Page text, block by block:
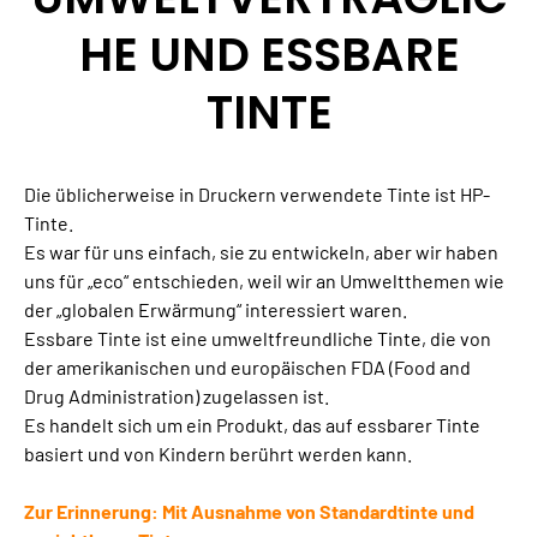
HE UND ESSBARE
TINTE
Die üblicherweise in Druckern verwendete Tinte ist HP-
Tinte.
Es war für uns einfach, sie zu entwickeln, aber wir haben
uns für „eco“ entschieden, weil wir an Umweltthemen wie
der „globalen Erwärmung“ interessiert waren.
Essbare Tinte ist eine umweltfreundliche Tinte, die von
der amerikanischen und europäischen FDA (Food and
Drug Administration) zugelassen ist.
Es handelt sich um ein Produkt, das auf essbarer Tinte
basiert und von Kindern berührt werden kann.
Zur Erinnerung: Mit Ausnahme von Standardtinte und